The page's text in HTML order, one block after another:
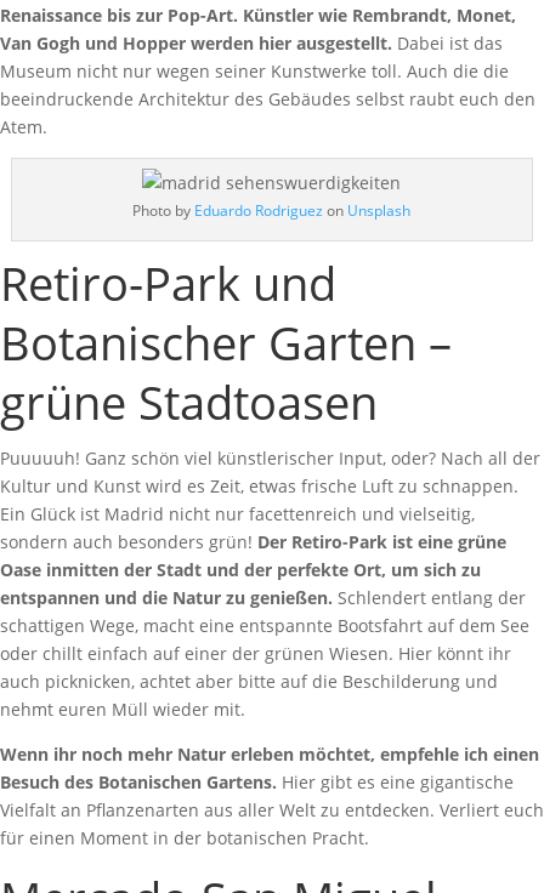
Renaissance bis zur Pop-Art. Künstler wie Rembrandt, Monet,
Van Gogh und Hopper werden hier ausgestellt. Dabei ist das
Museum nicht nur wegen seiner Kunstwerke toll. Auch die die
beeindruckende Architektur des Gebäudes selbst raubt euch den
Atem.
Photo by Eduardo Rodriguez on Unsplash
Retiro-Park und
Botanischer Garten –
grüne Stadtoasen
Puuuuuh! Ganz schön viel künstlerischer Input, oder? Nach all der
Kultur und Kunst wird es Zeit, etwas frische Luft zu schnappen.
Ein Glück ist Madrid nicht nur facettenreich und vielseitig,
sondern auch besonders grün! Der Retiro-Park ist eine grüne
Oase inmitten der Stadt und der perfekte Ort, um sich zu
entspannen und die Natur zu genießen. Schlendert entlang der
schattigen Wege, macht eine entspannte Bootsfahrt auf dem See
oder chillt einfach auf einer der grünen Wiesen. Hier könnt ihr
auch picknicken, achtet aber bitte auf die Beschilderung und
nehmt euren Müll wieder mit.
Wenn ihr noch mehr Natur erleben möchtet, empfehle ich einen
Besuch des Botanischen Gartens. Hier gibt es eine gigantische
Vielfalt an Pflanzenarten aus aller Welt zu entdecken. Verliert euch
für einen Moment in der botanischen Pracht.